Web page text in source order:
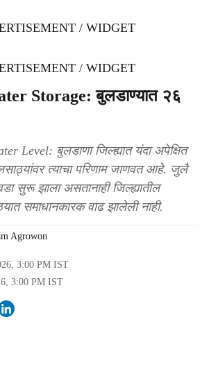
/ WIDGET
/ WIDGET
Storage: बुलडाण्यात २६
Level: बुलडाणा जिल्ह्यात यंदा अपेक्षित
त्याचा परिणाम जाणवत आहे. जुलै
सुरू झाला असतानाही जिल्ह्यातील
समाधानकारक वाढ झालेली नाही.
Agrowon
3:00 PM IST
3:00 PM IST